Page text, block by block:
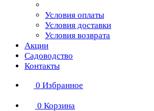
Условия оплаты
Условия доставки
Условия возврата
Акции
Садоводство
Контакты
0 Избранное
0 Корзина